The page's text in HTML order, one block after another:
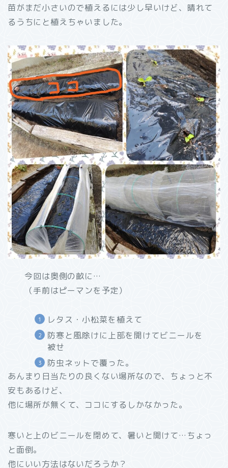
苗がまだ小さいので植えるには少し早いけど、晴れて
るうちにと植えちゃいました。
今回は奥側の畝に…
（手前はピーマンを予定）
レタス・小松菜を植えて
防寒と風除けに上部を開けてビニールを
被せ
防虫ネットで覆った。
あんまり日当たりの良くない場所なので、ちょっと不
安もあるけど、
他に場所が無くて、ココにするしかなかった。
寒いと上のビニールを閉めて、暑いと開けて…ちょっ
と面倒。
他にいい方法はないだろうか？